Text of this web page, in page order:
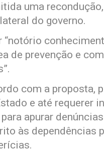
uma
do governo.
de prevenção e
com a proposta,
e até requerer
apurar
às dependências